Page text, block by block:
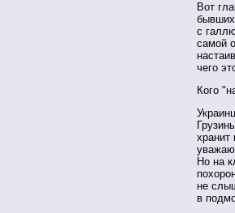
Вот
бывших
с
самой
чего
Кого
хранит
Но на
не
в